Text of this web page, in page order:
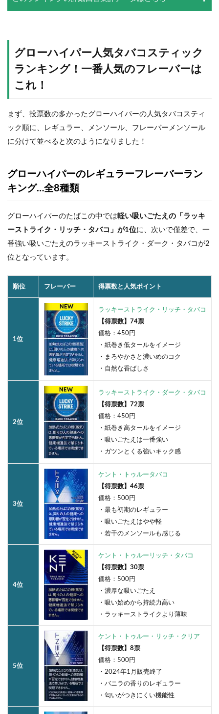
グローハイパー人気タバコスティック
ランキング！一番人気のフレーバーは
これ！
まず、投票数の多かったグローハイパーの人気タバコスティ
ック順に、レギュラー、メンソール、フレーバーメンソール
に分けて並べると次のようになりました！
グローハイパーのレギュラーフレーバーラン
キング…全8種類
グローハイパーのたばこの中では軽い吸いごたえの「ラッキ
ーストライク・リッチ・タバコ」が1位に、次いで僅差で、一
番強い吸いごたえのラッキーストライク・ダーク・タバコが2
位となっています。
順位 フレーバー 得票数と人気ポイント
1位
ラッキーストライク・リッチ・タバコ
【得票数】74票
価格：450円
・紙巻き低タールをイメージ
・まろやかさと濃いめのコク
・自然な香ばしさ
2位
ラッキーストライク・ダーク・タバコ
【得票数】72票
価格：450円
・紙巻き高タールをイメージ
・吸いごたえは一番強い
・ガツンとくる強いキック感
3位
ケント・トゥルータバコ
【得票数】46票
価格：500円
・最も初期のレギュラー
・吸いごたえはやや軽
・若干のメンソールも感じる
4位
ケント・トゥルーリッチ・タバコ
【得票数】30票
価格：500円
・濃厚な吸いごたえ
・吸い始めから持続力高い
・ラッキーストライクより薄味
5位
ケント・トゥルー・リッチ・クリア
【得票数】8票
価格：500円
・2024年1月販売終了
・バニラの香りのレギュラー
・匂いがつきにくい機能性